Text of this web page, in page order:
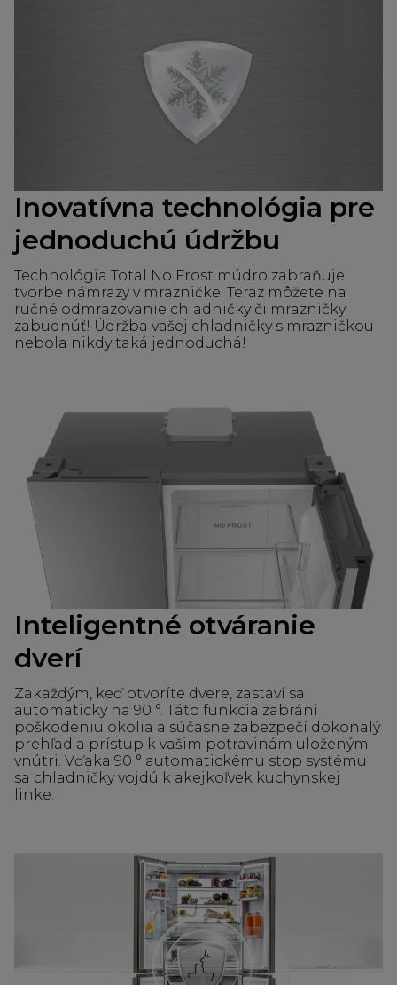
Inovatívna technológia pre
jednoduchú údržbu
Technológia Total No Frost múdro zabraňuje
tvorbe námrazy v mrazničke. Teraz môžete na
ručné odmrazovanie chladničky či mrazničky
zabudnúť! Údržba vašej chladničky s mrazničkou
nebola nikdy taká jednoduchá!
Inteligentné otváranie
dverí
Zakaždým, keď otvoríte dvere, zastaví sa
automaticky na 90 °. Táto funkcia zabráni
poškodeniu okolia a súčasne zabezpečí dokonalý
prehľad a prístup k vašim potravinám uloženým
vnútri. Vďaka 90 ° automatickému stop systému
sa chladničky vojdú k akejkoľvek kuchynskej
linke.